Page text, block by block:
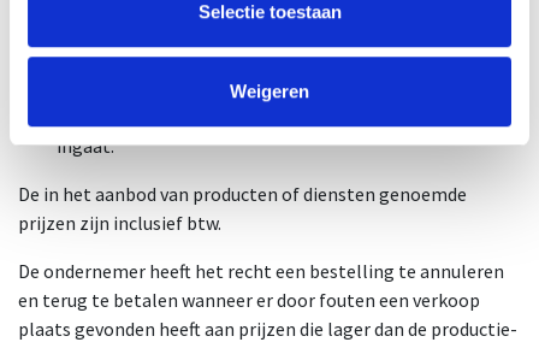
Selectie toestaan
Weigeren
bepalingen; of
de consument de bevoegdheid heeft de overeenkomst
ingaat.
De in het aanbod van producten of diensten genoemde
prijzen zijn inclusief btw.
De ondernemer heeft het recht een bestelling te annuleren
en terug te betalen wanneer er door fouten een verkoop
plaats gevonden heeft aan prijzen die lager dan de productie-